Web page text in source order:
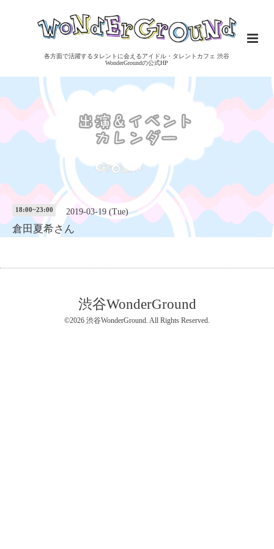
各方面で活躍するタレントに会えるアイドル・タレントカフェ 渋谷
WonderGroundの公式HP
18:00~23:00 2019-03-19 (Tue)
倉田夏希さん
渋谷WonderGround
©2026 渋谷WonderGround. All Rights Reserved.